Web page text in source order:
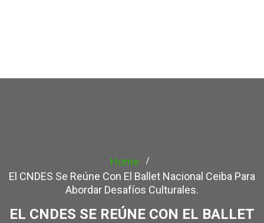
Home
El CNDES Se Reúne Con El Ballet Nacional Ceiba Para
Abordar Desafíos Culturales.
EL CNDES SE REÚNE CON EL BALLET